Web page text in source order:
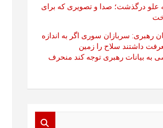
علو درگذشت؛ صدا و تصویری که برای
رهبری: سربازان سوری اگر به اندازه
داشتند سلاح را زمین
به بیانات رهبری توجه کند منحرف